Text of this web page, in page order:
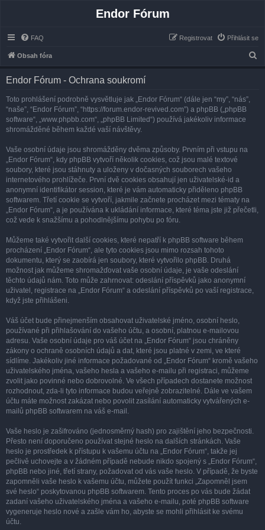
Endor Fórum
FAQ Přihlásit se
Registrovat
Obsah fóra
Endor Fórum - Ochrana soukromí
Toto prohlášení podrobně vysvětluje jak „Endor Fórum“ (dále jen “my”, “nás”,
“naše”, “Endor Fórum”, “https://forum.endor-revived.com”) a phpBB („phpBB
software“, „www.phpbb.com“, „phpBB Limited“) používá jakékoliv informace
shromážděné během každé vaší návštěvy.
Vaše osobní údaje jsou shromážděny dvěma způsoby. Prvním při vstupu na
„Endor Fórum“, kdy phpBB vytvoří několik cookies, což jsou malé textové
soubory, které jsou stáhnuty a uloženy v dočasných souborech vašeho
internetového prohlížeče. První dvě cookies obsahují jen uživatelské-id a
anonymní identifikátor session, které je vám automaticky přiděleno phpBB
softwarem. Třetí cookie se vytvoří, jakmile začnete procházet mezi tématy na
„Endor Fórum“, a je používána k ukládání informace, které téma jste již přečetli,
což vede k snažšímu a pohodlnějšímu pohybu po fóru.
Můžeme také vytvořit další cookies, které nepatří k phpBB software během
procházení „Endor Fórum“, ale tyto cookies jsou mimo rozsah tohoto
dokumentu, který se zaobírá jen soubory, které vytvořilo phpBB. Druhá
možnost jak můžeme shromažďovat vaše osobní údaje, je vaše odeslání
těchto údajů nám. Toto může zahrnovat: odeslání příspěvků jako anonymní
uživatel, registrace na „Endor Fórum“ a odeslání příspěvků po vaší registrace,
když jste přihlášeni.
Váš účet bude přinejmenším obsahovat uživatelské jméno, osobní heslo,
používané při přihlašování do vašeho účtu, a osobní, platnou e-mailovou
adresu. Vaše osobní údaje pro váš účet na „Endor Fórum“ jsou chráněny
zákony o ochraně osobních údajů a dat, které jsou platné v zemi, ve které
sídlíme. Jakékoliv jiné informace požadované od „Endor Fórum“ kromě vašeho
uživatelského jména, vašeho hesla a vašeho e-mailu při registraci, můžeme
zvolit jako povinné nebo dobrovolné. Ve všech případech dostanete možnost
rozhodnout, zda-li tyto informace budou veřejně zobrazitelné. Dále ve vašem
účtu máte možnost zakázat nebo povolit zasílání automaticky vytvářených e-
mailů phpBB softwarem na váš e-mail.
Vaše heslo je zašifrováno (jednosměrný hash) pro zajištění jeho bezpečnosti.
Přesto není doporučeno používat stejné heslo na dalších stránkách. Vaše
heslo je prostředek k přístupu k vašemu účtu na „Endor Fórum“, takže jej
pečlivě uchovejte a v žádném případě nebude nikdo spojený s „Endor Fórum“,
phpBB nebo jiné, třetí strany, požadovat od vás vaše heslo. V případě, že byste
zapomněli vaše heslo k vašemu účtu, můžete použít funkci „Zapomněl jsem
své heslo“ poskytovanou phpBB softwarem. Tento proces po vás bude žádat
zadaní vašeho uživatelského jména a vašeho e-mailu, poté phpBB software
vygeneruje heslo nové a zašle vám ho, abyste se mohli přihlásit ke svému
účtu.